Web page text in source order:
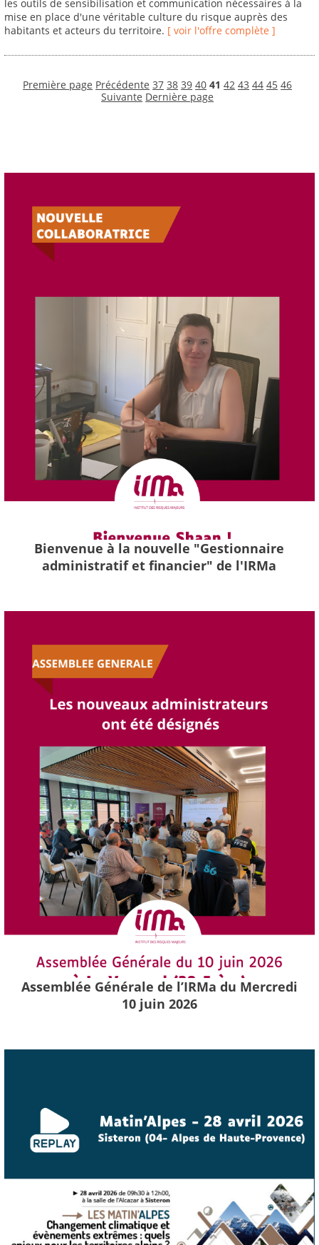
les outils de sensibilisation et communication nécessaires à la
mise en place d'une véritable culture du risque auprès des
habitants et acteurs du territoire. [ voir l'offre complète ]
Première page Précédente 37 38 39 40 41 42 43 44 45 46
Suivante Dernière page
Bienvenue à la nouvelle "Gestionnaire
administratif et financier" de l'IRMa
Assemblée Générale de l’IRMa du Mercredi
10 juin 2026